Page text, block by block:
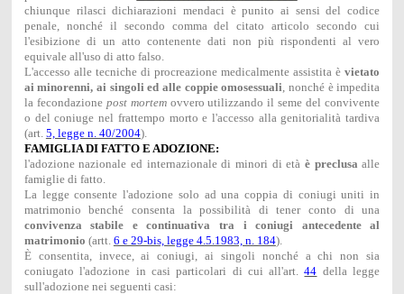
chiunque rilasci dichiarazioni mendaci è punito ai sensi del codice
penale, nonché il secondo comma del citato articolo secondo cui
l'esibizione di un atto contenente dati non più rispondenti al vero
equivale all'uso di atto falso.
L'accesso alle tecniche di procreazione medicalmente assistita èvietato
ai minorenni, ai singoli ed alle coppie omosessuali , nonché è impedita
la fecondazione post mortemovvero utilizzando il seme del convivente
o del coniuge nel frattempo morto e l'accesso alla genitorialità tardiva
(art. 5, legge n. 40/2004).
FAMIGLIA DI FATTO E ADOZIONE:
l'adozione nazionale ed internazionale di minori di età è preclusa alle
famiglie di fatto.
La legge consente l'adozione solo ad una coppia di coniugi uniti in
matrimonio benché consenta la possibilità di tener conto di una
convivenza stabile e continuativa tra i coniugi antecedente al
matrimonio (artt. 6 e 29-bis, legge 4.5.1983, n. 184).
È consentita, invece, ai coniugi, ai singoli nonché a chi non sia
coniugato l'adozione in casi particolari di cui all'art.44 della legge
sull'adozione nei seguenti casi: